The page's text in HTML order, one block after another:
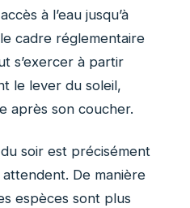
à l’eau jusqu’à
cadre réglementaire
s’exercer à partir
le lever du soleil,
après son coucher.
soir est précisément
De manière
espèces sont plus